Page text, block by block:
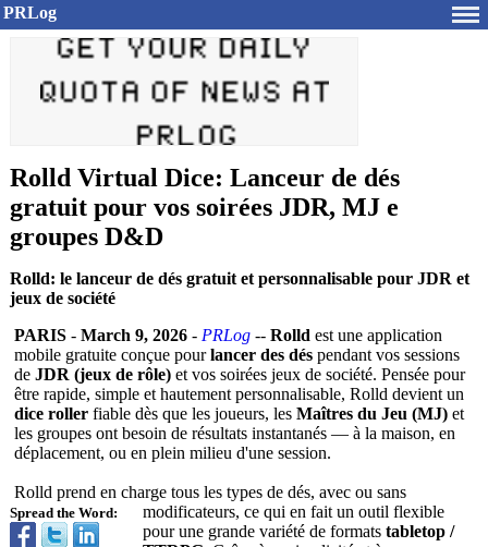
PRLog
Rolld Virtual Dice: Lanceur de dés
gratuit pour vos soirées JDR, MJ e
groupes D&D
Rolld: le lanceur de dés gratuit et personnalisable pour JDR et
jeux de société
Spread the Word:
PARIS - March 9, 2026 - PRLog -- Rolld est une application
mobile gratuite conçue pourlancer des dés pendant vos sessions
de JDR (jeux de rôle) et vos soirées jeux de société. Pensée pour
être rapide, simple et hautement personnalisable, Rolld devient un
dice roller fiable dès que les joueurs, les Maîtres du Jeu (MJ) et
les groupes ont besoin de résultats instantanés — à la maison, en
déplacement, ou en plein milieu d'une session.
Rolld prend en charge tous les types de dés, avec ou sans
modificateurs, ce qui en fait un outil flexible
pour une grande variété de formats tabletop /